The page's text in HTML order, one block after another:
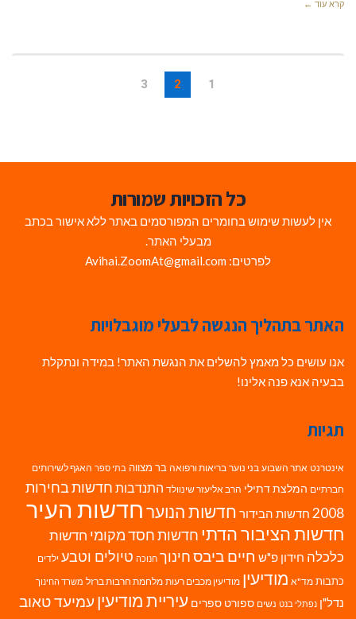
קרא עוד ←
1
2
3
כל הזכויות שמורות
אין לעשות שימוש בחומרים המפורסמים באתר ללא אישור בכתב
מבעלי האתר.
לפרטים: Avihai.ZoomAt@gmail.com
האתר בתהליך הנגשה לבעלי מוגבלויות
אנו עושים כל מאמץ להשלים את הנגשת האתר! במידה ונתקלת
בבעיה אנא פנה אלינו!
תגיות
אינטרנט אתר השבוע בני נוער בריאות ורפואה בר מצווה בתי ספר האגף לשירותים
חברתיים המלצת דתילי הרב אליעזר שינוולד התנדבות חדשות בחירות
2008 חדשות הבידור חדשות הנוערחדשות העיר
חדשות הציבור הדתי חדשות חסד מקומי חדשות
כלכלה חידון פ"ש חיים ביבסחינוך חנוכה טיולים וטבע ילדים
כתבות מד"א מודיעין מודיעין מכבים רעות מלחמת חרבות ברזל משרד החינוך
נדל"ן נפתלי בנט נשים ספורט ספרים עיריית מודיעין עמיעד טאוב